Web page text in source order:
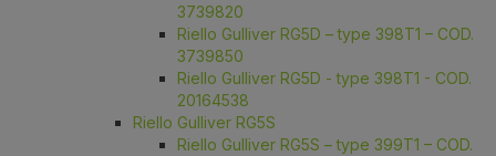
3739820
Riello Gulliver RG5D – type 398T1 – COD.
3739850
Riello Gulliver RG5D - type 398T1 - COD.
20164538
Riello Gulliver RG5S
Riello Gulliver RG5S – type 399T1 – COD.